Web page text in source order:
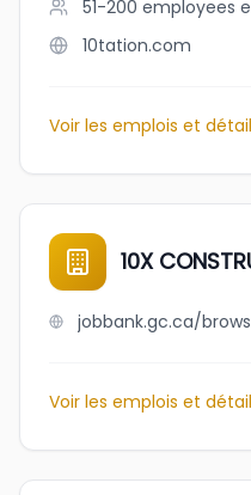
51-200 employees
10tation.com
Voir les emplois et
10X
Voir les emplois et